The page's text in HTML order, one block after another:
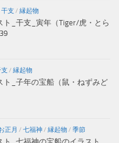
干支 / 縁起物
ト_干支_寅年（Tiger/虎・とら
/ 縁起物
ト_子年の宝船（鼠・ねずみど
正月 / 七福神/ 縁起物/ 季節